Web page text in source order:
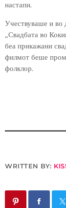
настапи.
Учествуваше и во
„Свадбата во
беа прикажани
филмот беше
фолклор.
WRITTEN BY: